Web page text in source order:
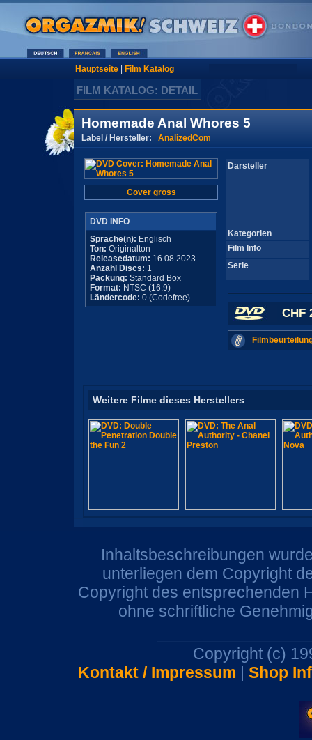
Hauptseite| Film Katalog
FILM KATALOG: DETAIL
Homemade Anal Whores 5
Label / Hersteller: AnalizedCom
Cover gross
DVD INFO
Sprache(n): Englisch
Ton: Originalton
Releasedatum: 16.08.2023
Anzahl Discs: 1
Packung: Standard Box
Format: NTSC (16:9)
Ländercode: 0 (Codefree)
Darsteller
Kategorien
Film Info
Serie
CHF
Weitere Filme dieses Herstellers
Inhaltsbeschreibungen
unterliegen dem Copyright
Copyright des entsprechenden
ohne schriftliche
Copyright (c)
Kontakt / Impressum | Shop